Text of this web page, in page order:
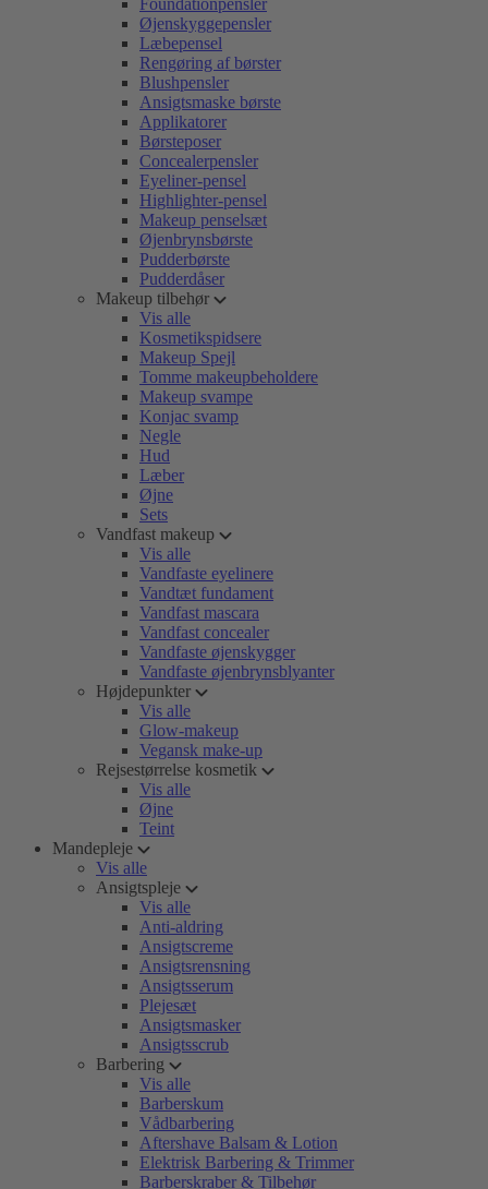
Foundationpensler
Øjenskyggepensler
Læbepensel
Rengøring af børster
Blushpensler
Ansigtsmaske børste
Applikatorer
Børsteposer
Concealerpensler
Eyeliner-pensel
Highlighter-pensel
Makeup penselsæt
Øjenbrynsbørste
Pudderbørste
Pudderdåser
Makeup tilbehør
Vis alle
Kosmetikspidsere
Makeup Spejl
Tomme makeupbeholdere
Makeup svampe
Konjac svamp
Negle
Hud
Læber
Øjne
Sets
Vandfast makeup
Vis alle
Vandfaste eyelinere
Vandtæt fundament
Vandfast mascara
Vandfast concealer
Vandfaste øjenskygger
Vandfaste øjenbrynsblyanter
Højdepunkter
Vis alle
Glow-makeup
Vegansk make-up
Rejsestørrelse kosmetik
Vis alle
Øjne
Teint
Mandepleje
Vis alle
Ansigtspleje
Vis alle
Anti-aldring
Ansigtscreme
Ansigtsrensning
Ansigtsserum
Plejesæt
Ansigtsmasker
Ansigtsscrub
Barbering
Vis alle
Barberskum
Vådbarbering
Aftershave Balsam & Lotion
Elektrisk Barbering & Trimmer
Barberskraber & Tilbehør